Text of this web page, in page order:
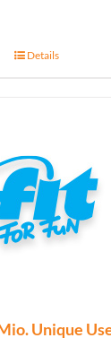
Details
Unique